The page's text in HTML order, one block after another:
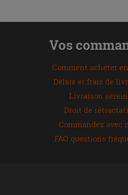
Vos
Comment acheter
Délais et frais de
Livraison
Droit de
Commandez avec
FAQ questions